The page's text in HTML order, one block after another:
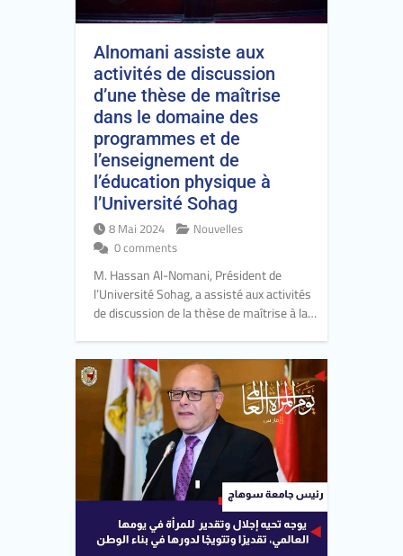
Alnomani assiste aux
activités de discussion
d’une thèse de maîtrise
dans le domaine des
programmes et de
l’enseignement de
l’éducation physique à
l’Université Sohag
8 Mai 2024
Nouvelles
0 comments
M. Hassan Al-Nomani, Président de
l’Université Sohag, a assisté aux activités
de discussion de la thèse de maîtrise à la…